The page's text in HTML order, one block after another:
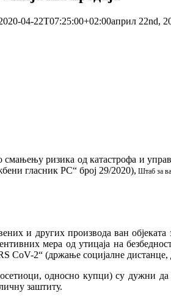
04-22T07:25:00+02:00април 22nd,
смањењу ризика од катастрофа и
гласник РС“ број 29/2020), Штаб за
и других производа ван
мера од утицаја на
CoV-2“ (држање социјалне
односно купци) су дужни да
заштиту.